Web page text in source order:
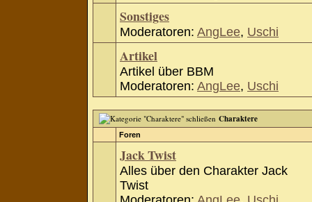
Sonstiges
Moderatoren: AngLee, Uschi
Artikel
Artikel über BBM
Moderatoren: AngLee, Uschi
Charaktere
Foren
Jack Twist
Alles über den Charakter Jack
Twist